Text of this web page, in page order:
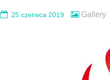
25 czerwca 2019 Gallery